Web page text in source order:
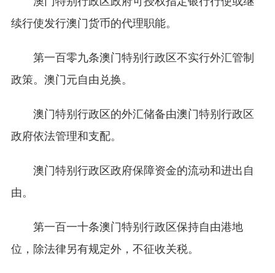
续行使发行澳门货币的代理职能。
第一百零九条澳门特别行政区不实行外汇管制
政策。澳门元自由兑换。
澳门特别行政区的外汇储备由澳门特别行政区
政府依法管理和支配。
澳门特别行政区政府保障资金的流动和进出自
由。
第一百一十条澳门特别行政区保持自由港地
位，除法律另有规定外，不征收关税。